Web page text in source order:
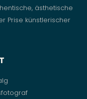
ästhetische
Prise künstlerischer